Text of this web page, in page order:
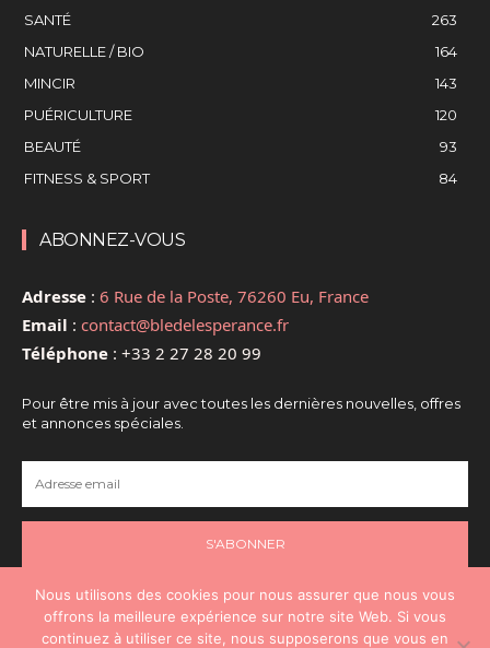
SANTÉ
263
NATURELLE / BIO
164
MINCIR
143
PUÉRICULTURE
120
BEAUTÉ
93
FITNESS & SPORT
84
ABONNEZ-VOUS
Adresse : 6 Rue de la Poste, 76260 Eu, France
Email : contact@bledelesperance.fr
Téléphone : +33 2 27 28 20 99
Pour être mis à jour avec toutes les dernières nouvelles, offres
et annonces spéciales.
S'ABONNER
Nous utilisons des cookies pour nous assurer que nous vous
offrons la meilleure expérience sur notre site Web. Si vous
continuez à utiliser ce site, nous supposerons que vous en